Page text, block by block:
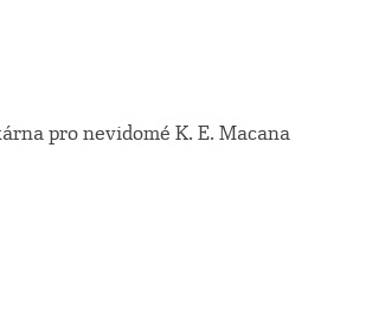
pro nevidomé K. E. Macana